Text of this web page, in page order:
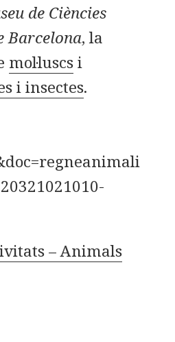
de Ciències
Barcelona, la
mol·luscsi
i insectes.
– Animals